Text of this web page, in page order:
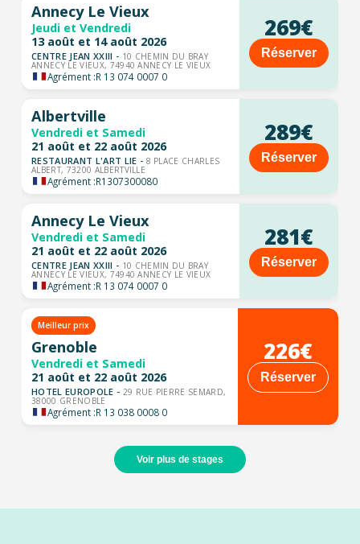
Annecy Le Vieux
Jeudi et Vendredi
13 août et 14 août 2026
CENTRE JEAN XXIII - 10 CHEMIN DU BRAY
ANNECY LE VIEUX, 74940 ANNECY LE VIEUX
Agrément :R 13 074 0007 0
269€
Réserver
Albertville
Vendredi et Samedi
21 août et 22 août 2026
RESTAURANT L'ART LIE - 8 PLACE CHARLES
ALBERT, 73200 ALBERTVILLE
Agrément :R1307300080
289€
Réserver
Annecy Le Vieux
Vendredi et Samedi
21 août et 22 août 2026
CENTRE JEAN XXIII - 10 CHEMIN DU BRAY
ANNECY LE VIEUX, 74940 ANNECY LE VIEUX
Agrément :R 13 074 0007 0
281€
Réserver
Meilleur prix
Grenoble
Vendredi et Samedi
21 août et 22 août 2026
HOTEL EUROPOLE - 29 RUE PIERRE SEMARD,
38000 GRENOBLE
Agrément :R 13 038 0008 0
226€
Réserver
Voir plus de stages